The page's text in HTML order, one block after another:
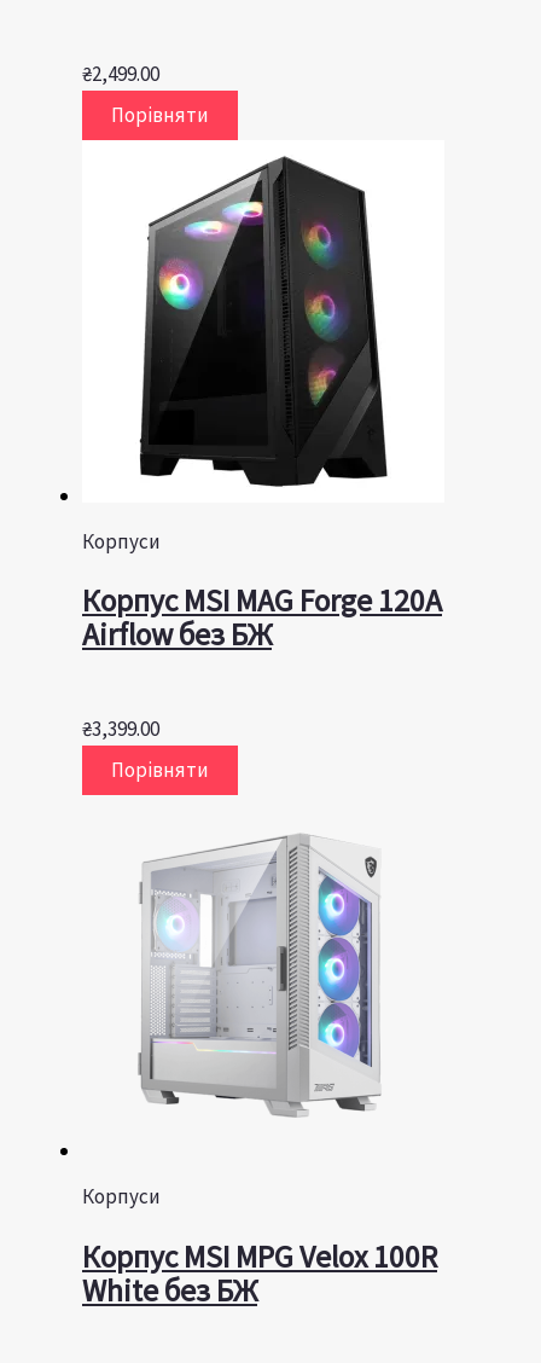
₴2,499.00
Порівняти
Корпуси
Корпус MSI MAG Forge 120A
Airflow без БЖ
₴3,399.00
Порівняти
Корпуси
Корпус MSI MPG Velox 100R
White без БЖ